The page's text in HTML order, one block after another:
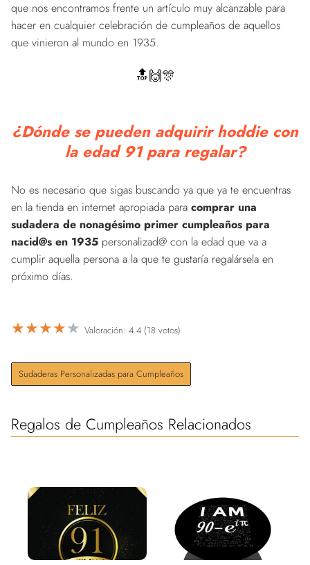
que nos encontramos frente un artículo muy alcanzable para
hacer en cualquier celebración de cumpleaños de aquellos
que vinieron al mundo en 1935.
🔝🙌🎊
¿Dónde se pueden adquirir hoddie con
la edad 91 para regalar?
No es necesario que sigas buscando ya que ya te encuentras
en la tienda en internet apropiada para comprar una
sudadera de nonagésimo primer cumpleaños para
nacid@s en 1935 personalizad@ con la edad que va a
cumplir aquella persona a la que te gustaría regalársela en
próximo días.
★★★★★ Valoración: 4.4 (18 votos)
Sudaderas Personalizadas para Cumpleaños
Regalos de Cumpleaños Relacionados